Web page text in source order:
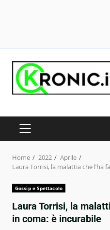
content
PRIMARY
Home 2022
Aprile
Laura Torrisi, la malattia che l’ha
Gossip e Spettacolo
Laura Torrisi, la
in coma: è incurabile